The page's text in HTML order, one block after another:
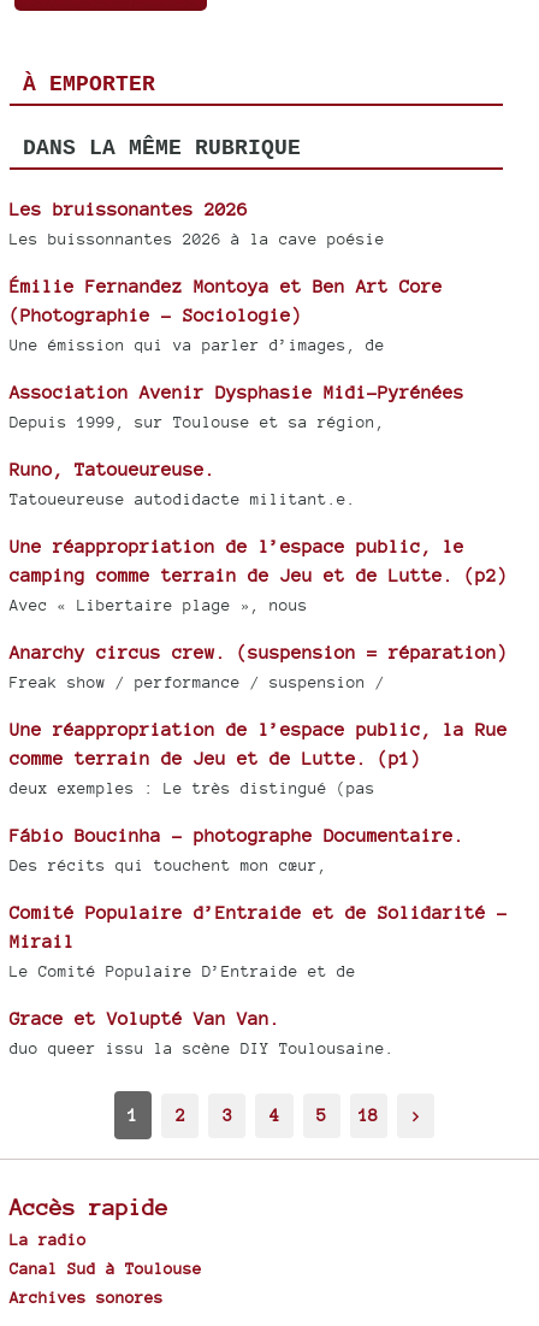
À EMPORTER
DANS LA MÊME RUBRIQUE
Les bruissonantes 2026
Les buissonnantes 2026 à la cave poésie
Émilie Fernandez Montoya et Ben Art Core
(Photographie - Sociologie)
Une émission qui va parler d’images, de
Association Avenir Dysphasie Midi-Pyrénées
Depuis 1999, sur Toulouse et sa région,
Runo, Tatoueureuse.
Tatoueureuse autodidacte militant.e.
Une réappropriation de l’espace public, le
camping comme terrain de Jeu et de Lutte. (p2)
Avec « Libertaire plage », nous
Anarchy circus crew. (suspension = réparation)
Freak show / performance / suspension /
Une réappropriation de l’espace public, la Rue
comme terrain de Jeu et de Lutte. (p1)
deux exemples : Le très distingué (pas
Fábio Boucinha - photographe Documentaire.
Des récits qui touchent mon cœur,
Comité Populaire d’Entraide et de Solidarité -
Mirail
Le Comité Populaire D’Entraide et de
Grace et Volupté Van Van.
duo queer issu la scène DIY Toulousaine.
1 2 3 4 5 18 >
Accès rapide
La radio
Canal Sud à Toulouse
Archives sonores